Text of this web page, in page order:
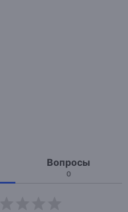
Вопросы
0